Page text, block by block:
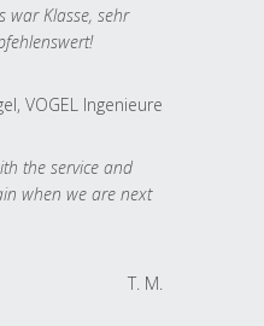
war Klasse, sehr
VOGEL Ingenieure
the service and
when we are next
T. M.